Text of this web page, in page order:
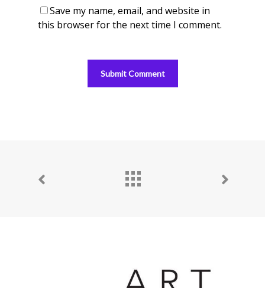
Save my name, email, and website in
this browser for the next time I comment.